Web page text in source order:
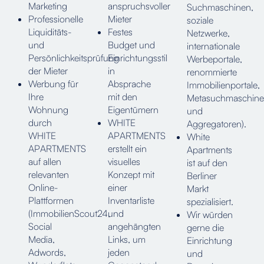
Marketing
Professionelle
Liquiditäts-
und
Persönlichkeitsprüfung
der Mieter
Werbung für
Ihre
Wohnung
durch
WHITE
APARTMENTS
auf allen
relevanten
Online-
Plattformen
(ImmobilienScout24,
Social
Media,
Adwords,
anspruchsvoller
Mieter
Festes
Budget und
Einrichtungsstil
in
Absprache
mit den
Eigentümern
WHITE
APARTMENTS
erstellt ein
visuelles
Konzept mit
einer
Inventarliste
und
angehängten
Links, um
jeden
Suchmaschinen,
soziale
Netzwerke,
internationale
Werbeportale,
renommierte
Immobilienportale,
und
Aggregatoren).
White
Apartments
ist auf den
Berliner
Markt
spezialisiert.
Wir würden
gerne die
Einrichtung
und